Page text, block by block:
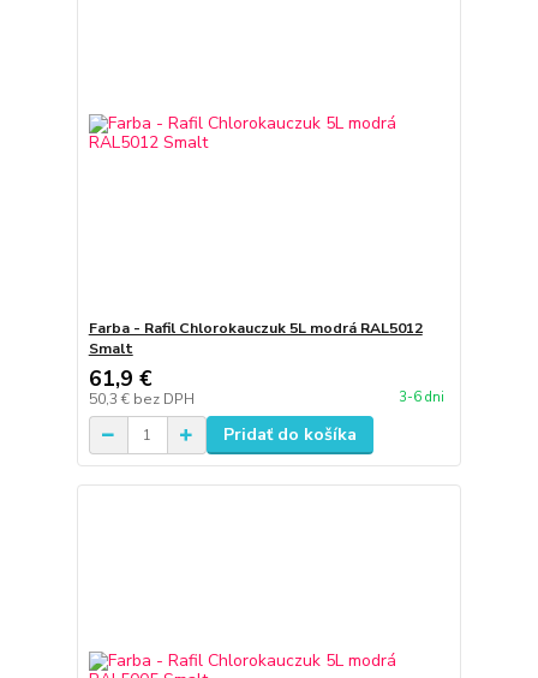
Farba - Rafil Chlorokauczuk 5L modrá RAL5012
Smalt
61,9 €
50,3 € bez DPH 3-6 dni
Pridať do košíka